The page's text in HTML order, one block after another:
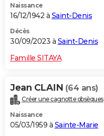
Naissance
16/12/1942 à Saint-Denis
Décès
30/09/2023 à Saint-Denis
Famille SITAYA
Jean CLAIN (64 ans)
Créer une cagnotte obsèques
Naissance
05/03/1959 à Sainte-Marie